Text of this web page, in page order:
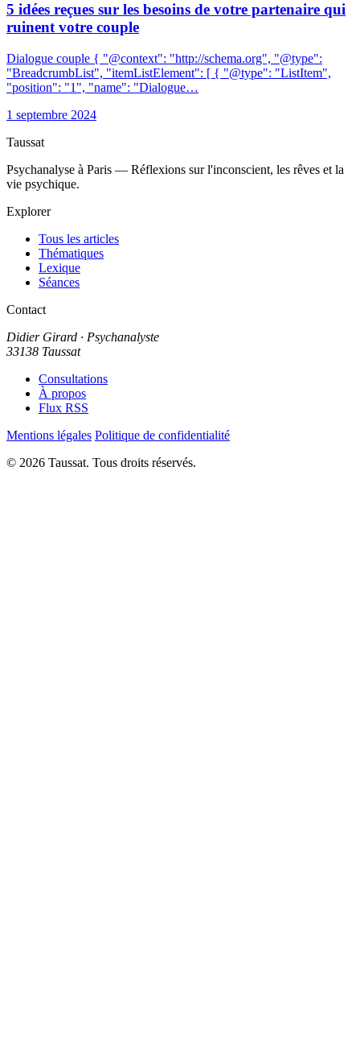
5 idées reçues sur les besoins de votre partenaire qui
ruinent votre couple
Dialogue couple { "@context": "http://schema.org", "@type":
"BreadcrumbList", "itemListElement": [ { "@type": "ListItem",
"position": "1", "name": "Dialogue…
1 septembre 2024
Taussat
Psychanalyse à Paris — Réflexions sur l'inconscient, les rêves et la
vie psychique.
Explorer
Tous les articles
Thématiques
Lexique
Séances
Contact
Didier Girard · Psychanalyste
33138 Taussat
Consultations
À propos
Flux RSS
Mentions légales Politique de confidentialité
© 2026 Taussat. Tous droits réservés.